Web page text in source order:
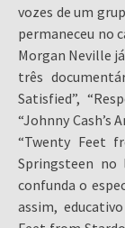
vozes de um
permaneceu no
Morgan Neville
três
Satisfied”,
“Johnny Cash’s
“Twenty Feet
Springsteen no
confunda o
assim,